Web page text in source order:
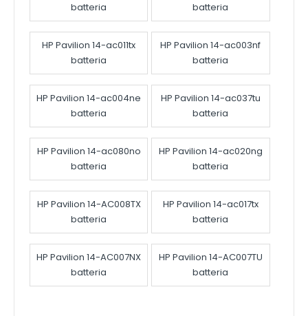
batteria
batteria
HP Pavilion 14-ac011tx
batteria
HP Pavilion 14-ac003nf
batteria
HP Pavilion 14-ac004ne
batteria
HP Pavilion 14-ac037tu
batteria
HP Pavilion 14-ac080no
batteria
HP Pavilion 14-ac020ng
batteria
HP Pavilion 14-AC008TX
batteria
HP Pavilion 14-ac017tx
batteria
HP Pavilion 14-AC007NX
batteria
HP Pavilion 14-AC007TU
batteria